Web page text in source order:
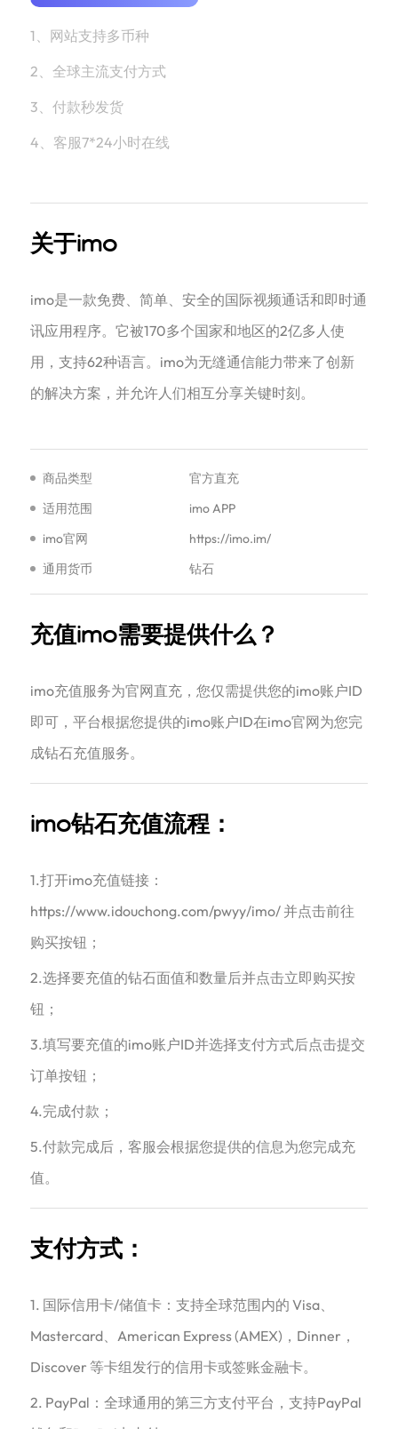
1、网站支持多币种
2、全球主流支付方式
3、付款秒发货
4、客服7*24小时在线
关于imo
‌imo是一款免费、简单、安全的国际视频通话和即时通
讯应用程序。它被170多个国家和地区的2亿多人使
用，支持62种语言。imo为无缝通信能力带来了创新
的解决方案，并允许人们相互分享关键时刻。
商品类型
官方直充
适用范围
imo APP
imo官网
https://imo.im/
通用货币
钻石
充值imo需要提供什么？
imo充值服务为官网直充，您仅需提供您的imo账户ID
即可，平台根据您提供的imo账户ID在imo官网为您完
成钻石充值服务。
imo钻石充值流程：
1.打开imo充值链接：
https://www.idouchong.com/pwyy/imo/ 并点击前往
购买按钮；
2.选择要充值的钻石面值和数量后并点击立即购买按
钮；
3.填写要充值的imo账户ID并选择支付方式后点击提交
订单按钮；
4.完成付款；
5.付款完成后，客服会根据您提供的信息为您完成充
值。
支付方式：
1. 国际信用卡/储值卡：支持全球范围内的 Visa、
Mastercard、American Express (AMEX)，Dinner，
Discover 等卡组发行的信用卡或签账金融卡。
2. PayPal：全球通用的第三方支付平台，支持PayPal